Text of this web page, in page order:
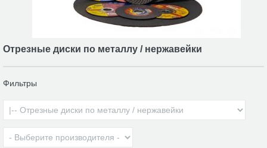
Отрезные диски по металлу / нержавейки
Фильтры